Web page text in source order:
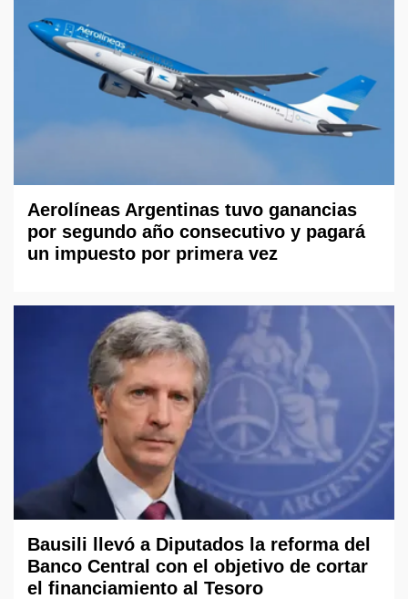
Aerolíneas Argentinas tuvo ganancias
por segundo año consecutivo y pagará
un impuesto por primera vez
Bausili llevó a Diputados la reforma del
Banco Central con el objetivo de cortar
el financiamiento al Tesoro